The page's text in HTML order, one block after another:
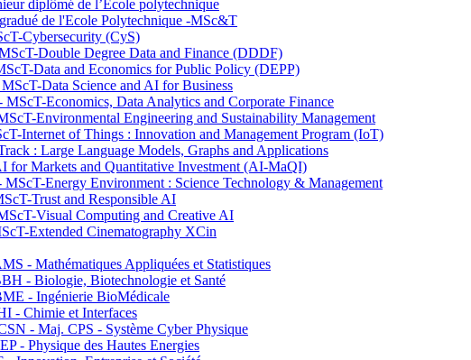
diplômé de l’École polytechnique
de l'Ecole Polytechnique -MSc&T
Cybersecurity (CyS)
Double Degree Data and Finance (DDDF)
Data and Economics for Public Policy (DEPP)
Data Science and AI for Business
Economics, Data Analytics and Corporate Finance
Environmental Engineering and Sustainability Management
Internet of Things : Innovation and Management Program (IoT)
: Large Language Models, Graphs and Applications
for Markets and Quantitative Investment (AI-MaQI)
Energy Environment : Science Technology & Management
Trust and Responsible AI
Visual Computing and Creative AI
Extended Cinematography XCin
- Mathématiques Appliquées et Statistiques
- Biologie, Biotechnologie et Santé
- Ingénierie BioMédicale
- Chimie et Interfaces
- Maj. CPS - Système Cyber Physique
- Physique des Hautes Energies